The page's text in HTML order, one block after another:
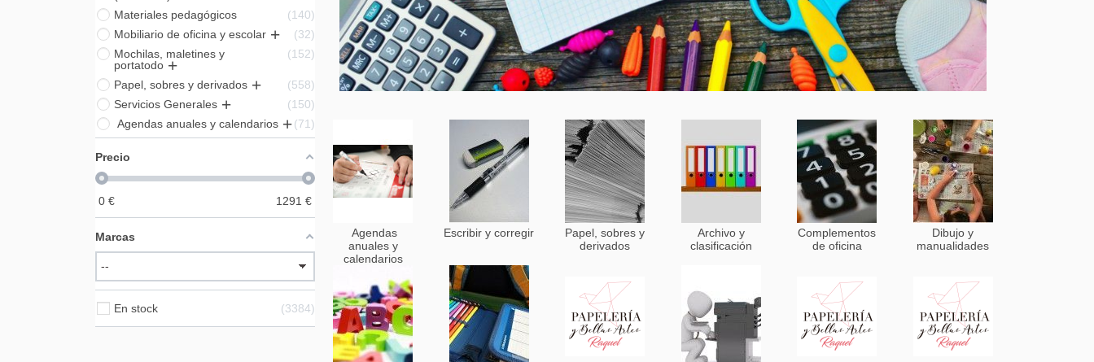
Agendas
anuales y
calendarios
Escribir y corregir
Papel, sobres y
derivados
Archivo y
clasificación
Complementos
de oficina
Dibujo y
manualidades
Materiales pedagógicos
140
Mobiliario de oficina y escolar
32
Mochilas, maletines y
portatodo
152
Papel, sobres y derivados
558
Servicios Generales
150
Agendas anuales y calendarios
71
Precio
0 € 1291 €
Marcas
En stock 3384